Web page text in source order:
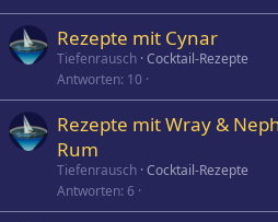
Rezepte mit Cynar
Tiefenrausch Cocktail-Rezepte
Antworten 10
Rezepte mit Wray &
Rum
Tiefenrausch Cocktail-Rezepte
Antworten 6